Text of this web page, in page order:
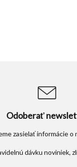
Odoberať
zasielať informácie